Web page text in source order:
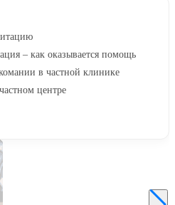
– как оказывается помощь
в частной клинике
центре